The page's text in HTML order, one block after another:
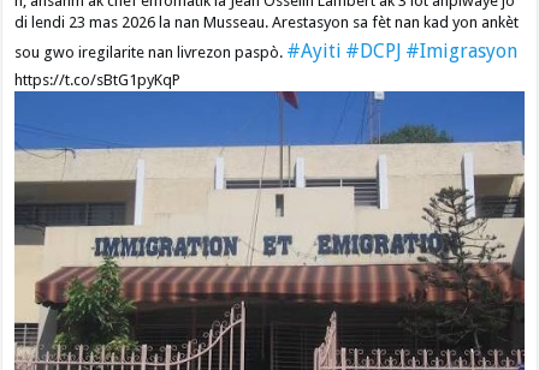
di lendi 23 mas 2026 la nan Musseau. Arestasyon sa fèt nan kad yon ankèt
sou gwo iregilarite nan livrezon paspò. #Ayiti #DCPJ #Imigrasyon
https://t.co/sBtG1pyKqP